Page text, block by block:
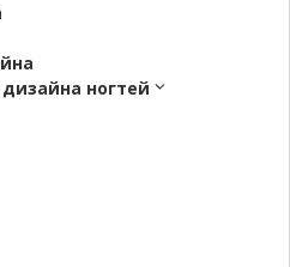
ногтей